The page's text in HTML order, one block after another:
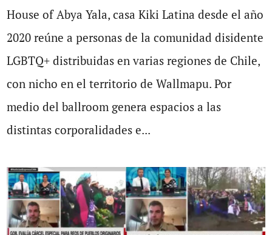
House of Abya Yala, casa Kiki Latina desde el año
2020 reúne a personas de la comunidad disidente
LGBTQ+ distribuidas en varias regiones de Chile,
con nicho en el territorio de Wallmapu. Por
medio del ballroom genera espacios a las
distintas corporalidades e...